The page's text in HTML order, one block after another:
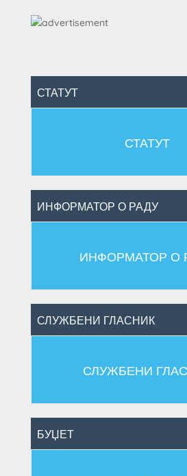
СТАТУТ
СТАТУТ
ИНФОРМАТОР О РАДУ
ИНФОРМАТОР О
СЛУЖБЕНИ ГЛАСНИК
СЛУЖБЕНИ
БУЏЕТ